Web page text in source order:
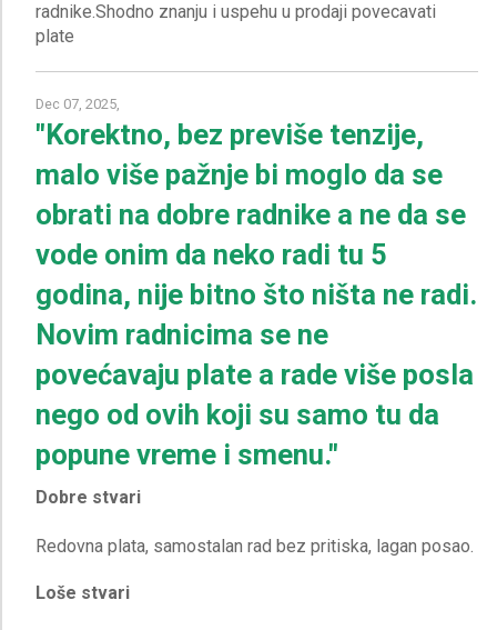
radnike.Shodno znanju i uspehu u prodaji povecavati
Dec 07, 2025,
"Korektno, bez previše tenzije,
malo više pažnje bi moglo da se
obrati na dobre radnike a ne da se
vode onim da neko radi tu 5
godina, nije bitno što ništa ne radi.
Novim radnicima se ne
povećavaju plate a rade više posla
nego od ovih koji su samo tu da
popune vreme i smenu."
Dobre stvari
Loše stvari